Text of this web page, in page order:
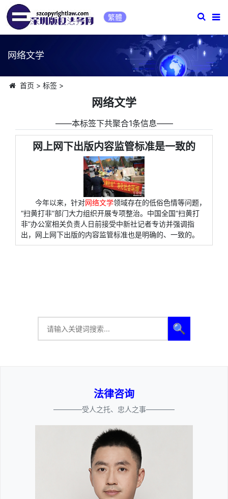
繁體
网络文学
首页 > 标签>
网络文学
――本标签下共聚合1条信息――
网上网下出版内容监管标准是一致的
今年以来，针对网络文学领域存在的低俗色情等问题，
“扫黄打非”部门大力组织开展专项整治。中国全国“扫黄打
非”办公室相关负责人日前接受中新社记者专访并强调指
出，网上网下出版的内容监管标准也是明确的、一致的。
🔍
法律咨询
————受人之托、忠人之事————